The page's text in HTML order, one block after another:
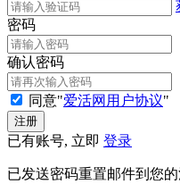
密码
确认密码
同意"爱活网用户协议"
已有账号, 立即 登录
已发送密码重置邮件到您